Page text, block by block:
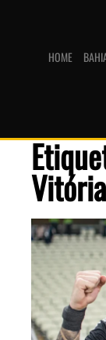
HOME
Vitória